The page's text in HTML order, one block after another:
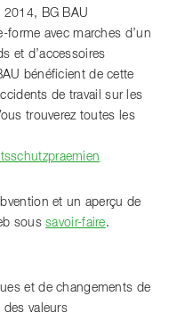
2014, BG BAU
forme avec marches d’un
et d’accessoires
bénéficient de cette
de travail sur les
trouverez toutes les
et un aperçu de
soussavoir-faire.
et de changements de
valeurs